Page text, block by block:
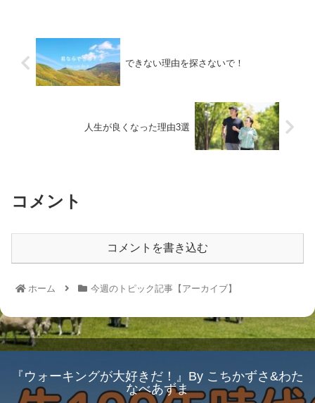
できない理由を探さないで！
人生が良くなった理由3選
コメント
コメントを書き込む
ホーム 今週のトピック記事【アーカイブ】
『ウォーキングが大好きだ！』By こちかずさ&わた
なべあずま